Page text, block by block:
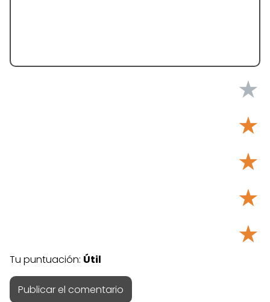
★
★
★
★
★
Tu puntuación: Útil